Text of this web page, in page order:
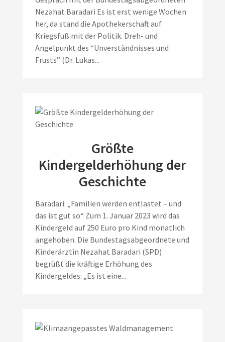
Nezahat Baradari Es ist erst wenige Wochen
her, da stand die Apothekerschaft auf
Kriegsfuß mit der Politik. Dreh- und
Angelpunkt des “Unverständnisses und
Frusts” (Dr. Lukas...
Größte
Kindergelderhöhung der
Geschichte
Baradari: „Familien werden entlastet – und
das ist gut so“ Zum 1. Januar 2023 wird das
Kindergeld auf 250 Euro pro Kind monatlich
angehoben. Die Bundestagsabgeordnete und
Kinderärztin Nezahat Baradari (SPD)
begrüßt die kräftige Erhöhung des
Kindergeldes: „Es ist eine...